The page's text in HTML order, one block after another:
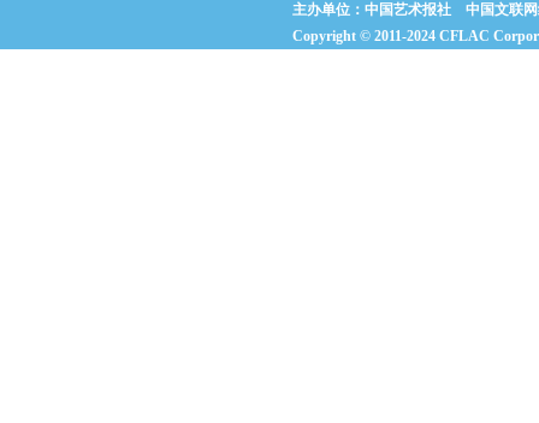
主办单位：中国艺术报社 中国文联
Copyright © 2011-2024 CFLAC